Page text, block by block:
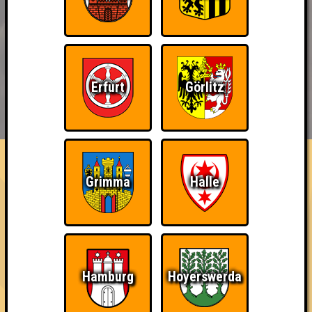
HIGHSCORE RESERVIERUNG
FAQ ÜBER UNS
Quizveteran
Nehmt an 50 Quizlaboren teil
~ Noch nicht erreicht ~
Erfurt Görlitz
Grimma Halle
Hamburg Hoyerswerda